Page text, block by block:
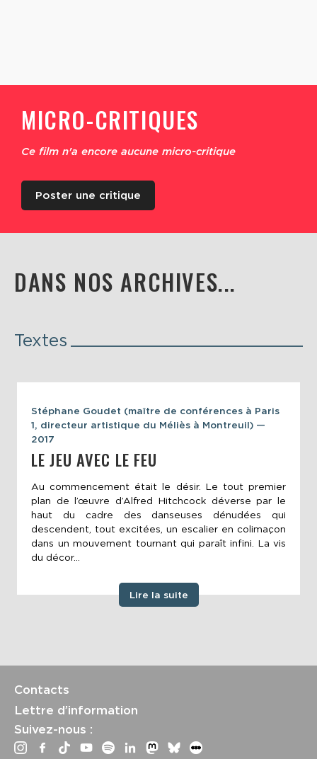
MICRO-CRITIQUES
Ce film n'a encore aucune micro-critique
Poster une critique
DANS NOS ARCHIVES...
Textes
Stéphane Goudet (maître de conférences à Paris
1, directeur artistique du Méliès à Montreuil) —
2017
LE JEU AVEC LE FEU
Au commencement était le désir. Le tout premier
plan de l’œuvre d’Alfred Hitchcock déverse par le
haut du cadre des danseuses dénudées qui
descendent, tout excitées, un escalier en colimaçon
dans un mouvement tournant qui paraît infini. La vis
du décor...
Lire la suite
Contacts
Lettre d’information
Suivez-nous :